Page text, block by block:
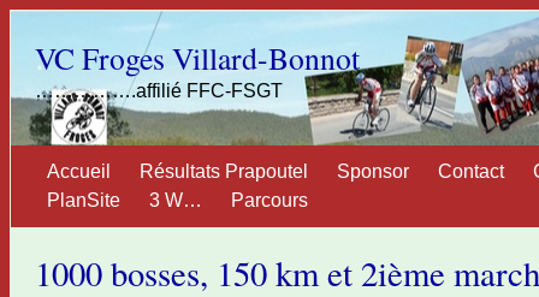
VC Froges Villard-Bonnot
…………….affilié FFC-FSGT
Accueil Résultats Prapoutel Sponsor Contact
PlanSite
3 W… Parcours
1000 bosses, 150 km et 2ième